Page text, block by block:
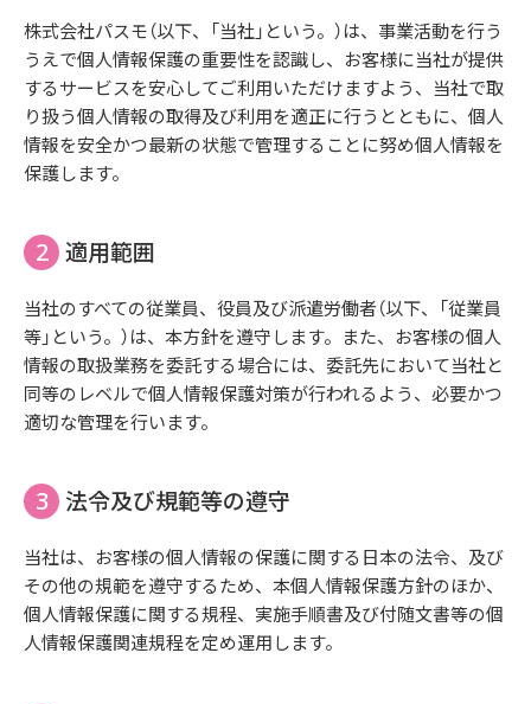
株式会社パスモ（以下、「当社」という。）は、事業活動を行う
うえで個人情報保護の重要性を認識し、お客様に当社が提供
するサービスを安心してご利用いただけますよう、当社で取
り扱う個人情報の取得及び利用を適正に行うとともに、個人
情報を安全かつ最新の状態で管理することに努め個人情報を
保護します。
適用範囲
当社のすべての従業員、役員及び派遣労働者（以下、「従業員
等」という。）は、本方針を遵守します。また、お客様の個人
情報の取扱業務を委託する場合には、委託先において当社と
同等のレベルで個人情報保護対策が行われるよう、必要かつ
適切な管理を行います。
法令及び規範等の遵守
当社は、お客様の個人情報の保護に関する日本の法令、及び
その他の規範を遵守するため、本個人情報保護方針のほか、
個人情報保護に関する規程、実施手順書及び付随文書等の個
人情報保護関連規程を定め運用します。